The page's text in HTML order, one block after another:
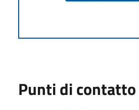
Punti di contatto